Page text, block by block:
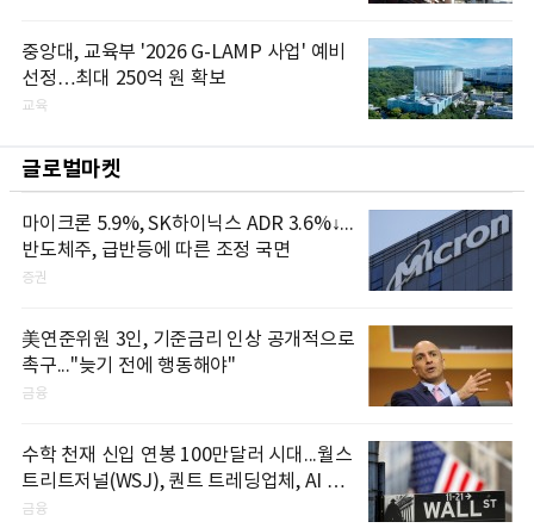
중앙대, 교육부 '2026 G-LAMP 사업' 예비
선정…최대 250억 원 확보
교육
글로벌마켓
마이크론 5.9%, SK하이닉스 ADR 3.6%↓...
반도체주, 급반등에 따른 조정 국면
증권
美연준위원 3인, 기준금리 인상 공개적으로
촉구..."늦기 전에 행동해야"
금융
수학 천재 신입 연봉 100만달러 시대...월스
트리트저널(WSJ), 퀀트 트레딩업체, AI 기
업들 인재 확보 경쟁
금융